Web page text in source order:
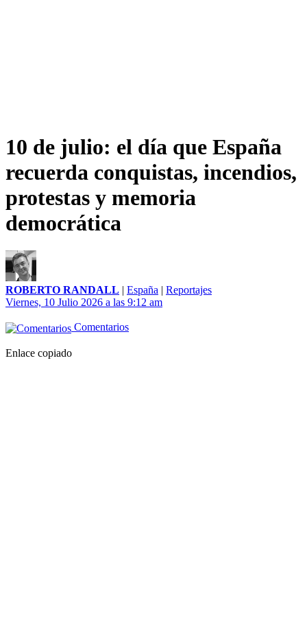
10 de julio: el día que España
recuerda conquistas, incendios,
protestas y memoria
democrática
ROBERTO RANDALL | España | Reportajes
Viernes, 10 Julio 2026 a las 9:12 am
Comentarios
Enlace copiado